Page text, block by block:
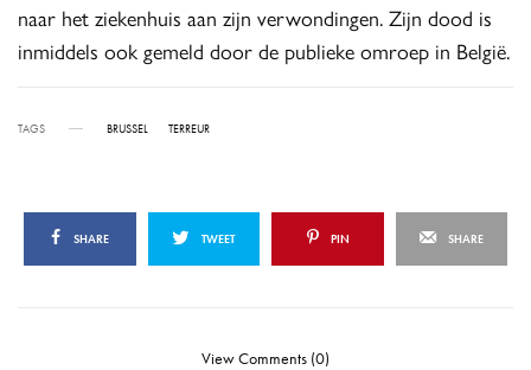
naar het ziekenhuis aan zijn verwondingen. Zijn dood is
inmiddels ook gemeld door de publieke omroep in België.
TAGS BRUSSEL TERREUR
SHARE TWEET PIN SHARE
View Comments (0)